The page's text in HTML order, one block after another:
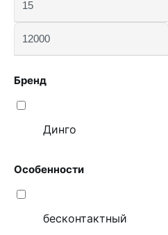
Бренд
Динго
Особенности
бесконтактный